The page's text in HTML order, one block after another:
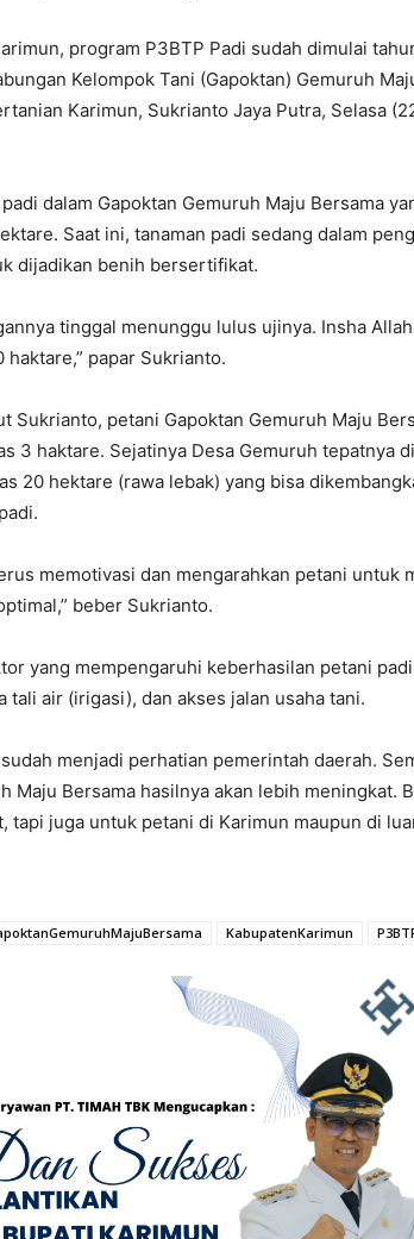
program P3BTP Padi sudah dimulai
Kelompok Tani (Gapoktan) Gemuruh
Karimun, Sukrianto Jaya Putra, Selasa
dalam Gapoktan Gemuruh Maju Bersama
Saat ini, tanaman padi sedang dalam
dijadikan benih bersertifikat.
tinggal menunggu lulus ujinya. Insha
papar Sukrianto.
Sukrianto, petani Gapoktan Gemuruh Maju
3 haktare. Sejatinya Desa Gemuruh tepatnya
20 hektare (rawa lebak) yang bisa
memotivasi dan mengarahkan petani untuk
beber Sukrianto.
yang mempengaruhi keberhasilan petani
tali air (irigasi), dan akses jalan usaha tani.
menjadi perhatian pemerintah daerah.
Maju Bersama hasilnya akan lebih meningkat.
tapi juga untuk petani di Karimun maupun di
KabupatenKarimun